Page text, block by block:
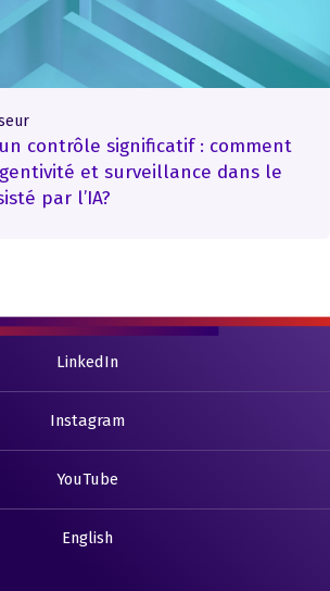
contrôle significatif : comment
et surveillance dans le
par l’IA?
LinkedIn
Instagram
YouTube
English